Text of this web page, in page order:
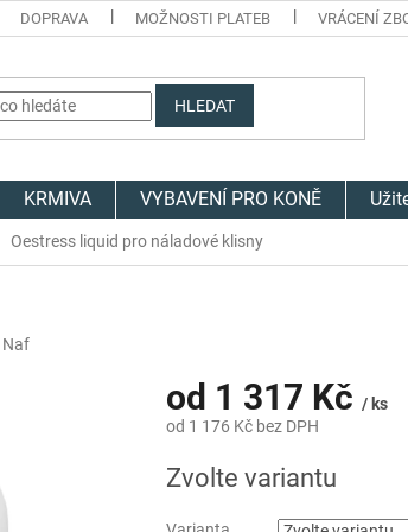
DOPRAVA MOŽNOSTI PLATEB VRÁCENÍ
HLEDAT
KRMIVA VYBAVENÍ PRO KONĚ
Oestress liquid pro náladové klisny
Naf
od 1 317 Kč / ks
od 1 176 Kč bez DPH
cena:
Zvolte variantu